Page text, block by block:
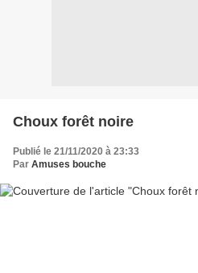
Choux forêt noire
Publié le 21/11/2020 à 23:33
Par Amuses bouche